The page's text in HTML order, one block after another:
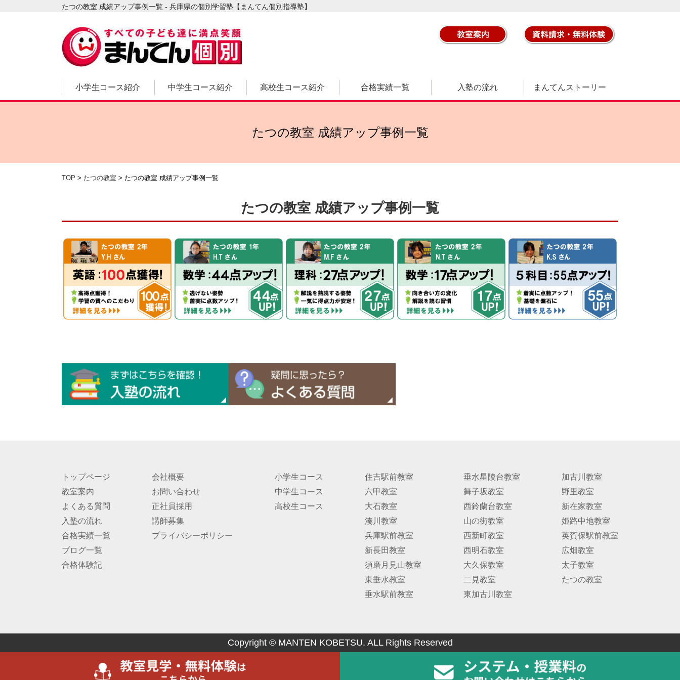
たつの教室 成績アップ事例一覧 - 兵庫県の個別学習塾【まんてん個別指導塾】
小学生コース紹介 中学生コース紹介 高校生コース紹介 合格実績一覧 入塾の流れ まんてんストーリー
たつの教室 成績アップ事例一覧
TOP > たつの教室 > たつの教室 成績アップ事例一覧
たつの教室 成績アップ事例一覧
トップページ
教室案内
よくある質問
入塾の流れ
合格実績一覧
ブログ一覧
合格体験記
会社概要
お問い合わせ
正社員採用
講師募集
プライバシーポリシー
小学生コース
中学生コース
高校生コース
住吉駅前教室
六甲教室
大石教室
湊川教室
兵庫駅前教室
新長田教室
須磨月見山教室
東垂水教室
垂水駅前教室
垂水星陵台教室
舞子坂教室
西鈴蘭台教室
山の街教室
西新町教室
西明石教室
大久保教室
二見教室
東加古川教室
加古川教室
野里教室
新在家教室
姫路中地教室
英賀保駅前教室
広畑教室
太子教室
たつの教室
Copyright © MANTEN KOBETSU. ALL Rights Reserved